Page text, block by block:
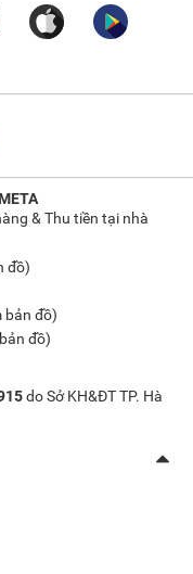
& Thu tiền tại nhà
đồ)
bản đồ)
đồ)
do Sở KH&ĐT TP. Hà